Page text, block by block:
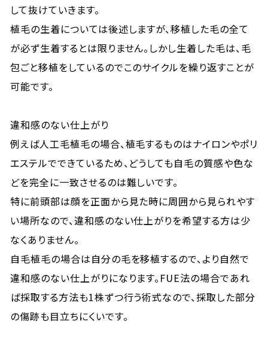
して抜けていきます。
植毛の生着については後述しますが、移植した毛の全て
が必ず生着するとは限りません。しかし生着した毛は、毛
包ごと移植をしているのでこのサイクルを繰り返すことが
可能です。
違和感のない仕上がり
例えば人工毛植毛の場合、植毛するものはナイロンやポリ
エステルでできているため、どうしても自毛の質感や色な
どを完全に一致させるのは難しいです。
特に前頭部は顔を正面から見た時に周囲から見られやす
い場所なので、違和感のない仕上がりを希望する方は少
なくありません。
自毛植毛の場合は自分の毛を移植するので、より自然で
違和感のない仕上がりになります。FUE法の場合であれ
ば採取する方法も1株ずつ行う術式なので、採取した部分
の傷跡も目立ちにくいです。